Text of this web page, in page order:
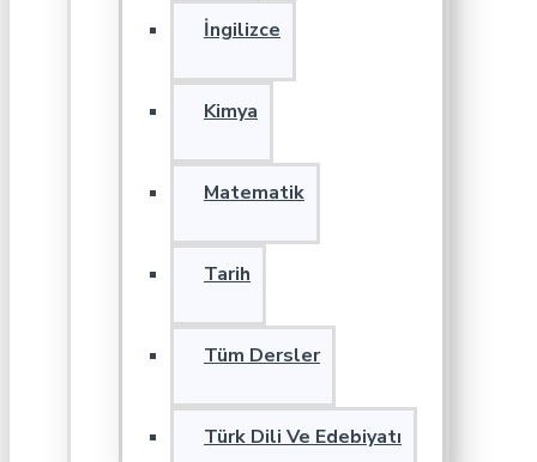
İngilizce
Kimya
Matematik
Tarih
Tüm Dersler
Türk Dili Ve Edebiyatı